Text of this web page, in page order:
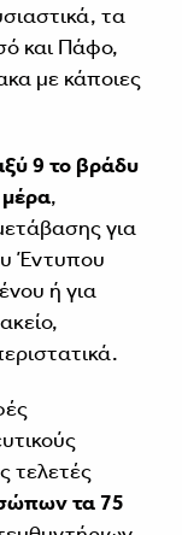
τα
και Πάφο,
με κάποιες
9 το βράδυ
,
για
Έντυπου
ή για
τελετές
τα 75